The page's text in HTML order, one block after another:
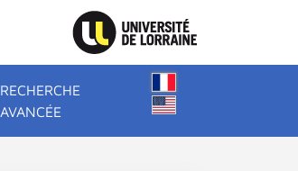
RECHERCHE
AVANCÉE